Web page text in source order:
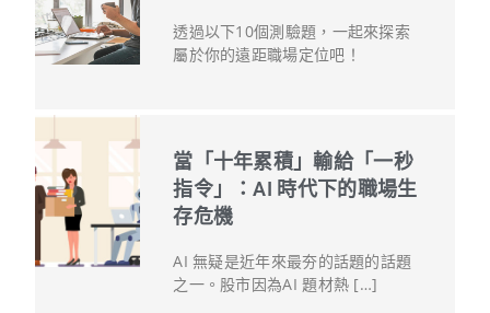
透過以下10個測驗題，一起來探索
屬於你的遠距職場定位吧！
當「十年累積」輸給「一秒
指令」：AI 時代下的職場生
存危機
AI 無疑是近年來最夯的話題的話題
之一。股市因為AI 題材熱 […]